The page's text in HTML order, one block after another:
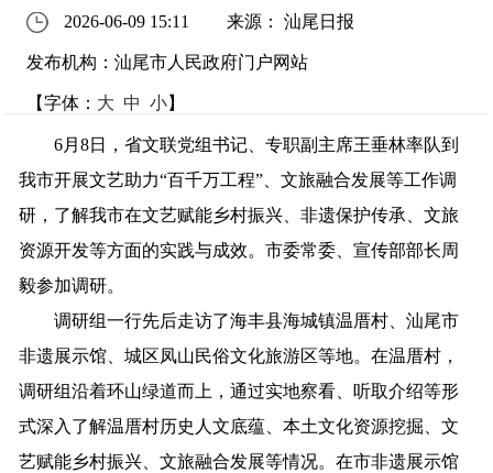
2026-06-09 15:11 来源： 汕尾日报
发布机构：汕尾市人民政府门户网站
【字体： 大 中 小】
6月8日，省文联党组书记、专职副主席王垂林率队到
我市开展文艺助力“百千万工程”、文旅融合发展等工作调
研，了解我市在文艺赋能乡村振兴、非遗保护传承、文旅
资源开发等方面的实践与成效。市委常委、宣传部部长周
毅参加调研。
调研组一行先后走访了海丰县海城镇温厝村、汕尾市
非遗展示馆、城区凤山民俗文化旅游区等地。在温厝村，
调研组沿着环山绿道而上，通过实地察看、听取介绍等形
式深入了解温厝村历史人文底蕴、本土文化资源挖掘、文
艺赋能乡村振兴、文旅融合发展等情况。在市非遗展示馆